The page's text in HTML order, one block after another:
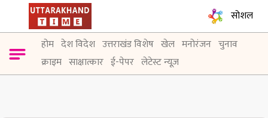
सोशल
होम देश विदेश उत्तराखंड विशेष खेल मनोरंजन चुनाव
क्राइम साक्षात्कार ई-पेपर लेटेस्ट न्यूज़